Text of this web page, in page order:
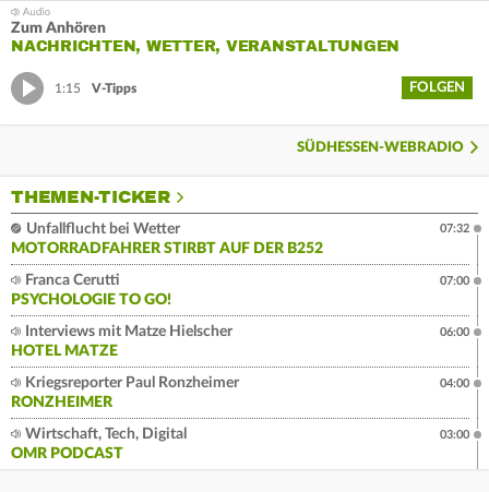
Zum Anhören
NACHRICHTEN, WETTER, VERANSTALTUNGEN
1:15 V-Tipps FOLGEN
SÜDHESSEN-WEBRADIO
THEMEN-TICKER
Unfallflucht bei Wetter
MOTORRADFAHRER STIRBT AUF DER B252
07:32
Franca Cerutti
PSYCHOLOGIE TO GO!
07:00
Interviews mit Matze Hielscher
HOTEL MATZE
06:00
Kriegsreporter Paul Ronzheimer
RONZHEIMER
04:00
Wirtschaft, Tech, Digital
OMR PODCAST
03:00